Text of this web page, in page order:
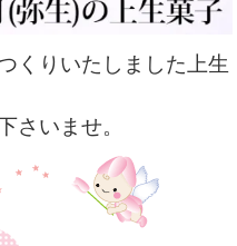
くりいたしました上生
さいませ。